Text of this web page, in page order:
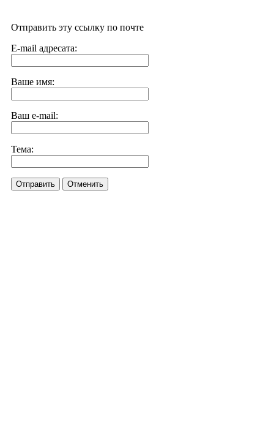
Отправить эту ссылку по почте
E-mail адресата:
Ваше имя:
Ваш e-mail:
Тема:
Отправить Отменить